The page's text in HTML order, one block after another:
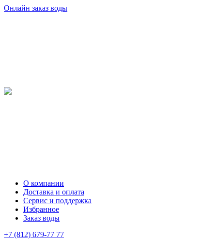
Онлайн заказ воды
О компании
Доставка и оплата
Сервис и поддержка
Избранное
Заказ воды
+7 (812) 679-77 77